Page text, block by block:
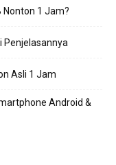
Nonton 1 Jam?
Penjelasannya
Asli 1 Jam
Android &